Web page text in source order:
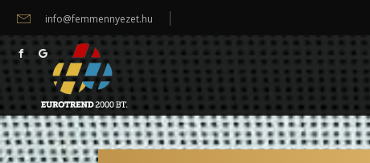
info@femmennyezet.hu